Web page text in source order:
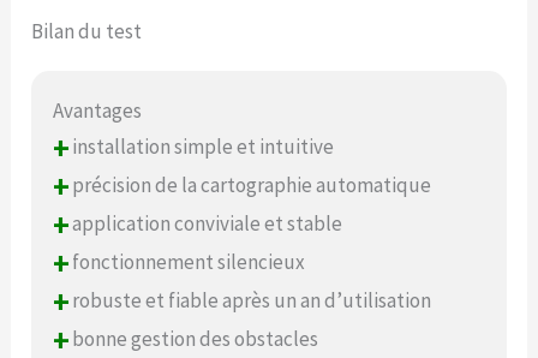
Bilan du test
Avantages
+installation simple et intuitive
+précision de la cartographie automatique
+application conviviale et stable
+fonctionnement silencieux
+robuste et fiable après un an d’utilisation
+bonne gestion des obstacles